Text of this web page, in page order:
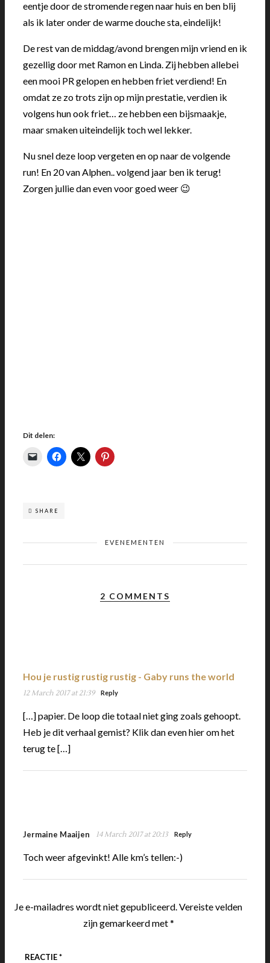
eentje door de stromende regen naar huis en ben blij
als ik later onder de warme douche sta, eindelijk!
De rest van de middag/avond brengen mijn vriend en ik
gezellig door met Ramon en Linda. Zij hebben allebei
een mooi PR gelopen en hebben friet verdiend! En
omdat ze zo trots zijn op mijn prestatie, verdien ik
volgens hun ook friet… ze hebben een bijsmaakje,
maar smaken uiteindelijk toch wel lekker.
Nu snel deze loop vergeten en op naar de volgende
run! En 20 van Alphen.. volgend jaar ben ik terug!
Zorgen jullie dan even voor goed weer 😉
Dit delen:
SHARE
EVENEMENTEN
2 COMMENTS
Hou je rustig rustig rustig - Gaby runs the world
12 March 2017 at 21:39 Reply
[…] papier. De loop die totaal niet ging zoals gehoopt.
Heb je dit verhaal gemist? Klik dan even hier om het
terug te […]
Jermaine Maaijen 14 March 2017 at 20:13 Reply
Toch weer afgevinkt! Alle km’s tellen:-)
Je e-mailadres wordt niet gepubliceerd.Vereiste velden
zijn gemarkeerd met*
REACTIE*